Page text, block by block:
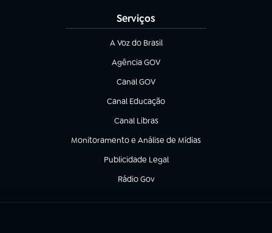
Serviços
A Voz do Brasil
(abre em nova aba)
Agência GOV
(abre em nova aba)
Canal GOV
(abre em nova aba)
Canal Educação
(abre em nova aba)
Canal Libras
(abre em nova aba)
Monitoramento e Análise de Mídias
(abre em nova aba)
Publicidade Legal
(abre em nova aba)
Rádio Gov
(abre em nova aba)